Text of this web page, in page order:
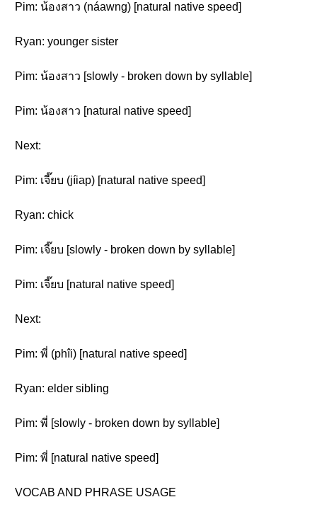
Pim: น้องสาว (náawng) [natural native speed]
Ryan: younger sister
Pim: น้องสาว [slowly - broken down by syllable]
Pim: น้องสาว [natural native speed]
Next:
Pim: เจี๊ยบ (jíiap) [natural native speed]
Ryan: chick
Pim: เจี๊ยบ [slowly - broken down by syllable]
Pim: เจี๊ยบ [natural native speed]
Next:
Pim: พี่ (phîi) [natural native speed]
Ryan: elder sibling
Pim: พี่ [slowly - broken down by syllable]
Pim: พี่ [natural native speed]
VOCAB AND PHRASE USAGE